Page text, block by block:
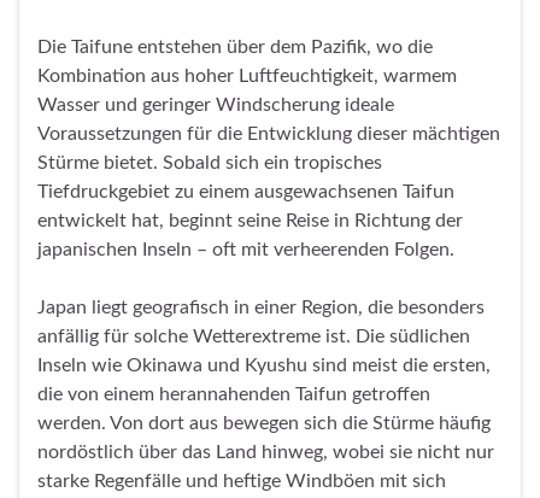
Die Taifune entstehen über dem Pazifik, wo die
Kombination aus hoher Luftfeuchtigkeit, warmem
Wasser und geringer Windscherung ideale
Voraussetzungen für die Entwicklung dieser mächtigen
Stürme bietet. Sobald sich ein tropisches
Tiefdruckgebiet zu einem ausgewachsenen Taifun
entwickelt hat, beginnt seine Reise in Richtung der
japanischen Inseln – oft mit verheerenden Folgen.
Japan liegt geografisch in einer Region, die besonders
anfällig für solche Wetterextreme ist. Die südlichen
Inseln wie Okinawa und Kyushu sind meist die ersten,
die von einem herannahenden Taifun getroffen
werden. Von dort aus bewegen sich die Stürme häufig
nordöstlich über das Land hinweg, wobei sie nicht nur
starke Regenfälle und heftige Windböen mit sich